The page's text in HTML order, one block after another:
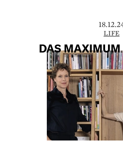
LIFE
DAS MAXIMUM